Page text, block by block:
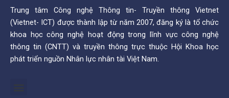
Trung tâm Công nghệ Thông tin- Truyền thông Vietnet
(Vietnet- ICT) được thành lập từ năm 2007, đăng ký là tổ chức
khoa học công nghệ hoạt động trong lĩnh vực công nghệ
thông tin (CNTT) và truyền thông trực thuộc Hội Khoa học
phát triển nguồn Nhân lực nhân tài Việt Nam.
Menu